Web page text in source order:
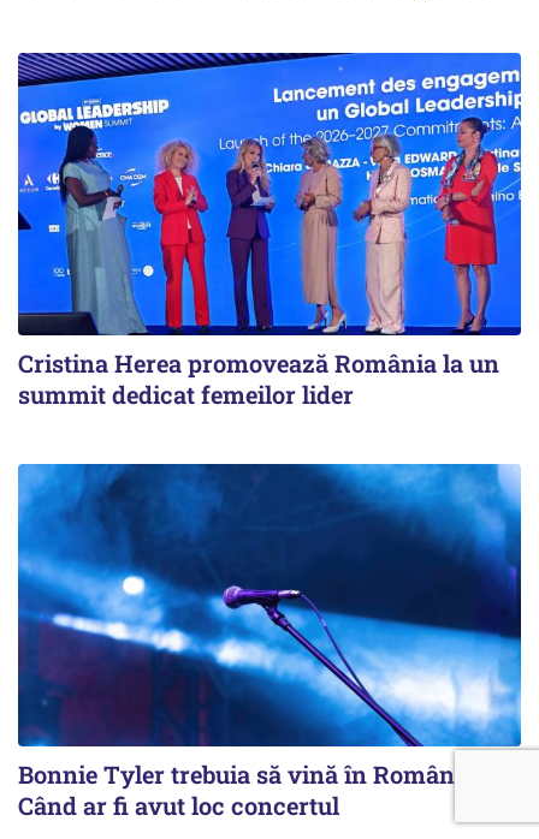
Cristina Herea promovează România la un
summit dedicat femeilor lider
Bonnie Tyler trebuia să vină în România.
Când ar fi avut loc concertul